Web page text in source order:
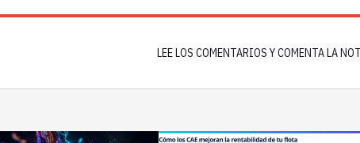
LEE LOS COMENTARIOS Y COMENTA LA